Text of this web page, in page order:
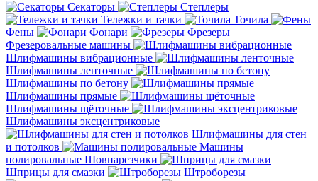
Секаторы
Степлеры
Тележки и тачки
Точила
Фены
Фонари
Фрезеры
Фрезеровальные машины
Шлифмашины вибрационные
Шлифмашины ленточные
Шлифмашины по бетону
Шлифмашины прямые
Шлифмашины щёточные
Шлифмашины эксцентриковые
Шлифмашины для стен
и потолков
Машины
полировальные Шовнарезчики
Шприцы для смазки
Штроборезы